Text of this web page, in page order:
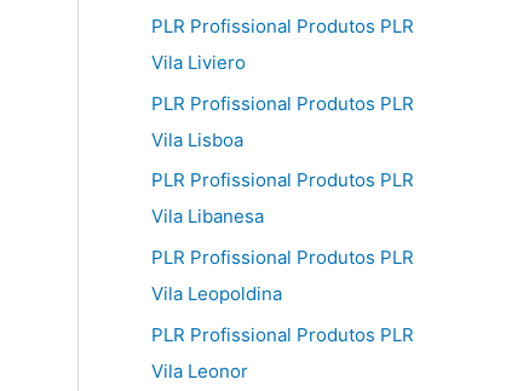
PLR Profissional Produtos PLR
Vila Liviero
PLR Profissional Produtos PLR
Vila Lisboa
PLR Profissional Produtos PLR
Vila Libanesa
PLR Profissional Produtos PLR
Vila Leopoldina
PLR Profissional Produtos PLR
Vila Leonor